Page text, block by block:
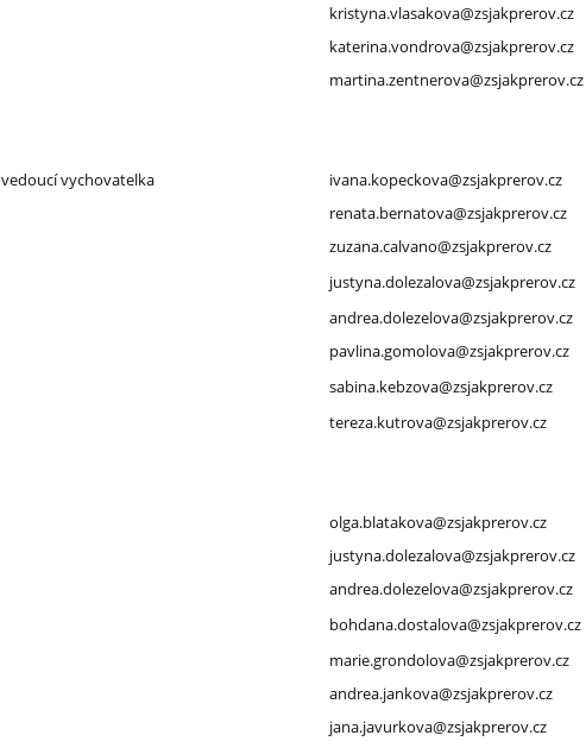
kristyna.vlasakova@zsjakprerov.cz
katerina.vondrova@zsjakprerov.cz
martina.zentnerova@zsjakprerov.cz
vedoucí vychovatelka
ivana.kopeckova@zsjakprerov.cz
renata.bernatova@zsjakprerov.cz
zuzana.calvano@zsjakprerov.cz
justyna.dolezalova@zsjakprerov.cz
andrea.dolezelova@zsjakprerov.cz
pavlina.gomolova@zsjakprerov.cz
sabina.kebzova@zsjakprerov.cz
tereza.kutrova@zsjakprerov.cz
olga.blatakova@zsjakprerov.cz
justyna.dolezalova@zsjakprerov.cz
andrea.dolezelova@zsjakprerov.cz
bohdana.dostalova@zsjakprerov.cz
marie.grondolova@zsjakprerov.cz
andrea.jankova@zsjakprerov.cz
jana.javurkova@zsjakprerov.cz